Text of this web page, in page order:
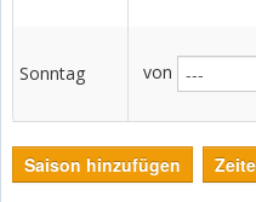
Sonntag von
Saison hinzufügen